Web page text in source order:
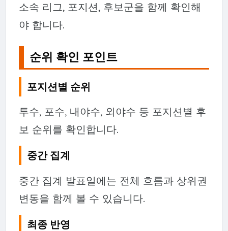
소속 리그, 포지션, 후보군을 함께 확인해
야 합니다.
순위 확인 포인트
포지션별 순위
투수, 포수, 내야수, 외야수 등 포지션별 후
보 순위를 확인합니다.
중간 집계
중간 집계 발표일에는 전체 흐름과 상위권
변동을 함께 볼 수 있습니다.
최종 반영